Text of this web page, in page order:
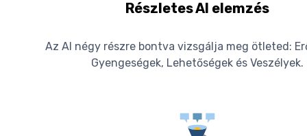
Részletes AI elemzés
Az AI négy részre bontva vizsgálja meg ötleted:
Gyengeségek, Lehetőségek és Veszélyek.